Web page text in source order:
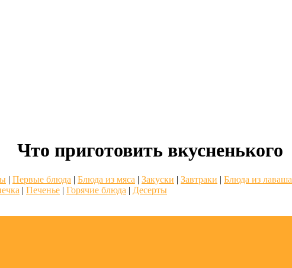
Что приготовить вкусненького
| Первые блюда | Блюда из мяса | Закуски | Завтраки | Блюда из лаваша
| Печенье | Горячие блюда | Десерты